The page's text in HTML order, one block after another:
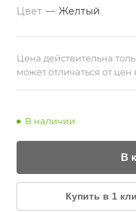
Цвет — Желтый
Цена действительна
может отличаться от
В наличии
В
Купить в 1